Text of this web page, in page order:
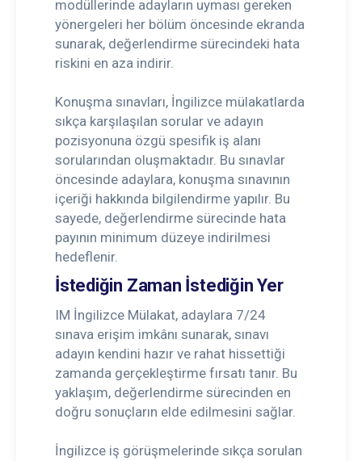
modüllerinde adayların uyması gereken
yönergeleri her bölüm öncesinde ekranda
sunarak, değerlendirme sürecindeki hata
riskini en aza indirir.
Konuşma sınavları, İngilizce mülakatlarda
sıkça karşılaşılan sorular ve adayın
pozisyonuna özgü spesifik iş alanı
sorularından oluşmaktadır. Bu sınavlar
öncesinde adaylara, konuşma sınavının
içeriği hakkında bilgilendirme yapılır. Bu
sayede, değerlendirme sürecinde hata
payının minimum düzeye indirilmesi
hedeflenir.
İstediğin Zaman İstediğin Yer
IM İngilizce Mülakat, adaylara 7/24
sınava erişim imkânı sunarak, sınavı
adayın kendini hazır ve rahat hissettiği
zamanda gerçekleştirme fırsatı tanır. Bu
yaklaşım, değerlendirme sürecinden en
doğru sonuçların elde edilmesini sağlar.
İngilizce iş görüşmelerinde sıkça sorulan